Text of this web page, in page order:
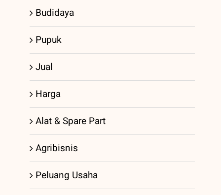
Budidaya
Pupuk
Jual
Harga
Alat & Spare Part
Agribisnis
Peluang Usaha